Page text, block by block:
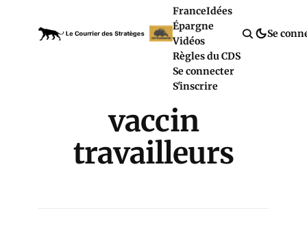
FranceIdées
Épargne
Vidéos
Règles du CDS
Se connecter
S'inscrire
Se
vaccin
travailleurs